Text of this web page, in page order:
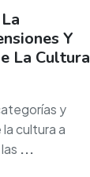
Y
La Cultura
y
cultura a
...